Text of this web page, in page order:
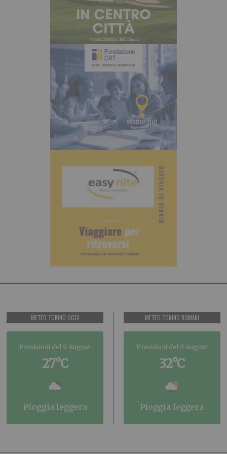
METEO TORINO OGGI
Previsioni del 9 August
27°C
pioggia leggera
METEO TORINO DOMANI
Previsioni del 9 August
32°C
pioggia leggera